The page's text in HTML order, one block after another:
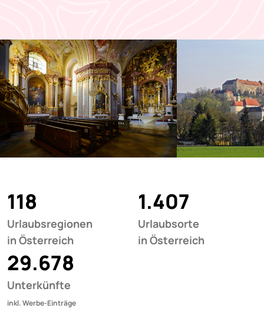
118
Urlaubsregionen
in Österreich
1.407
Urlaubsorte
in Österreich
29.678
Unterkünfte
inkl. Werbe-Einträge